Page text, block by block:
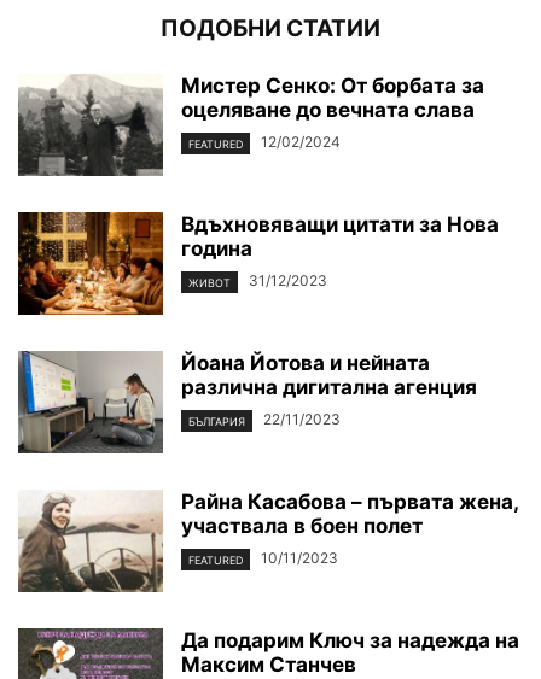
ПОДОБНИ СТАТИИ
Мистер Сенко: От борбата за
оцеляване до вечната слава
FEATURED 12/02/2024
Вдъхновяващи цитати за Нова
година
ЖИВОТ 31/12/2023
Йоана Йотова и нейната
различна дигитална агенция
БЪЛГАРИЯ 22/11/2023
Райна Касабова – първата жена,
участвала в боен полет
FEATURED 10/11/2023
Да подарим Ключ за надежда на
Максим Станчев